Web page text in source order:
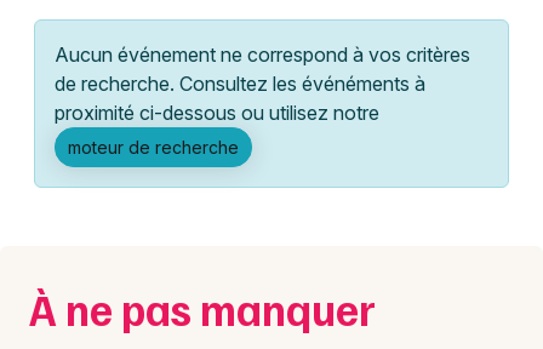
Grands événements
Activité & Expérience
Manifestations
Foires & salons
Concerts
Lille
Lyon
Marseille
Mulhouse
Nice
Aucun événement ne correspond à vos critères
de recherche. Consultez les événéments à
proximité ci-dessous ou utilisez notre
moteur de recherche
À ne pas manquer
Aujourd'hui
Demain Ce week-end Autre